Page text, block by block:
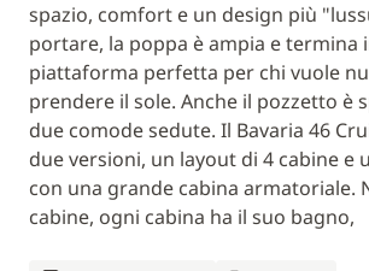
spazio, comfort e un design più
portare, la poppa è ampia e termina
piattaforma perfetta per chi vuole
prendere il sole. Anche il pozzetto è
due comode sedute. Il Bavaria 46
due versioni, un layout di 4 cabine e
con una grande cabina armatoriale.
cabine, ogni cabina ha il suo bagno,